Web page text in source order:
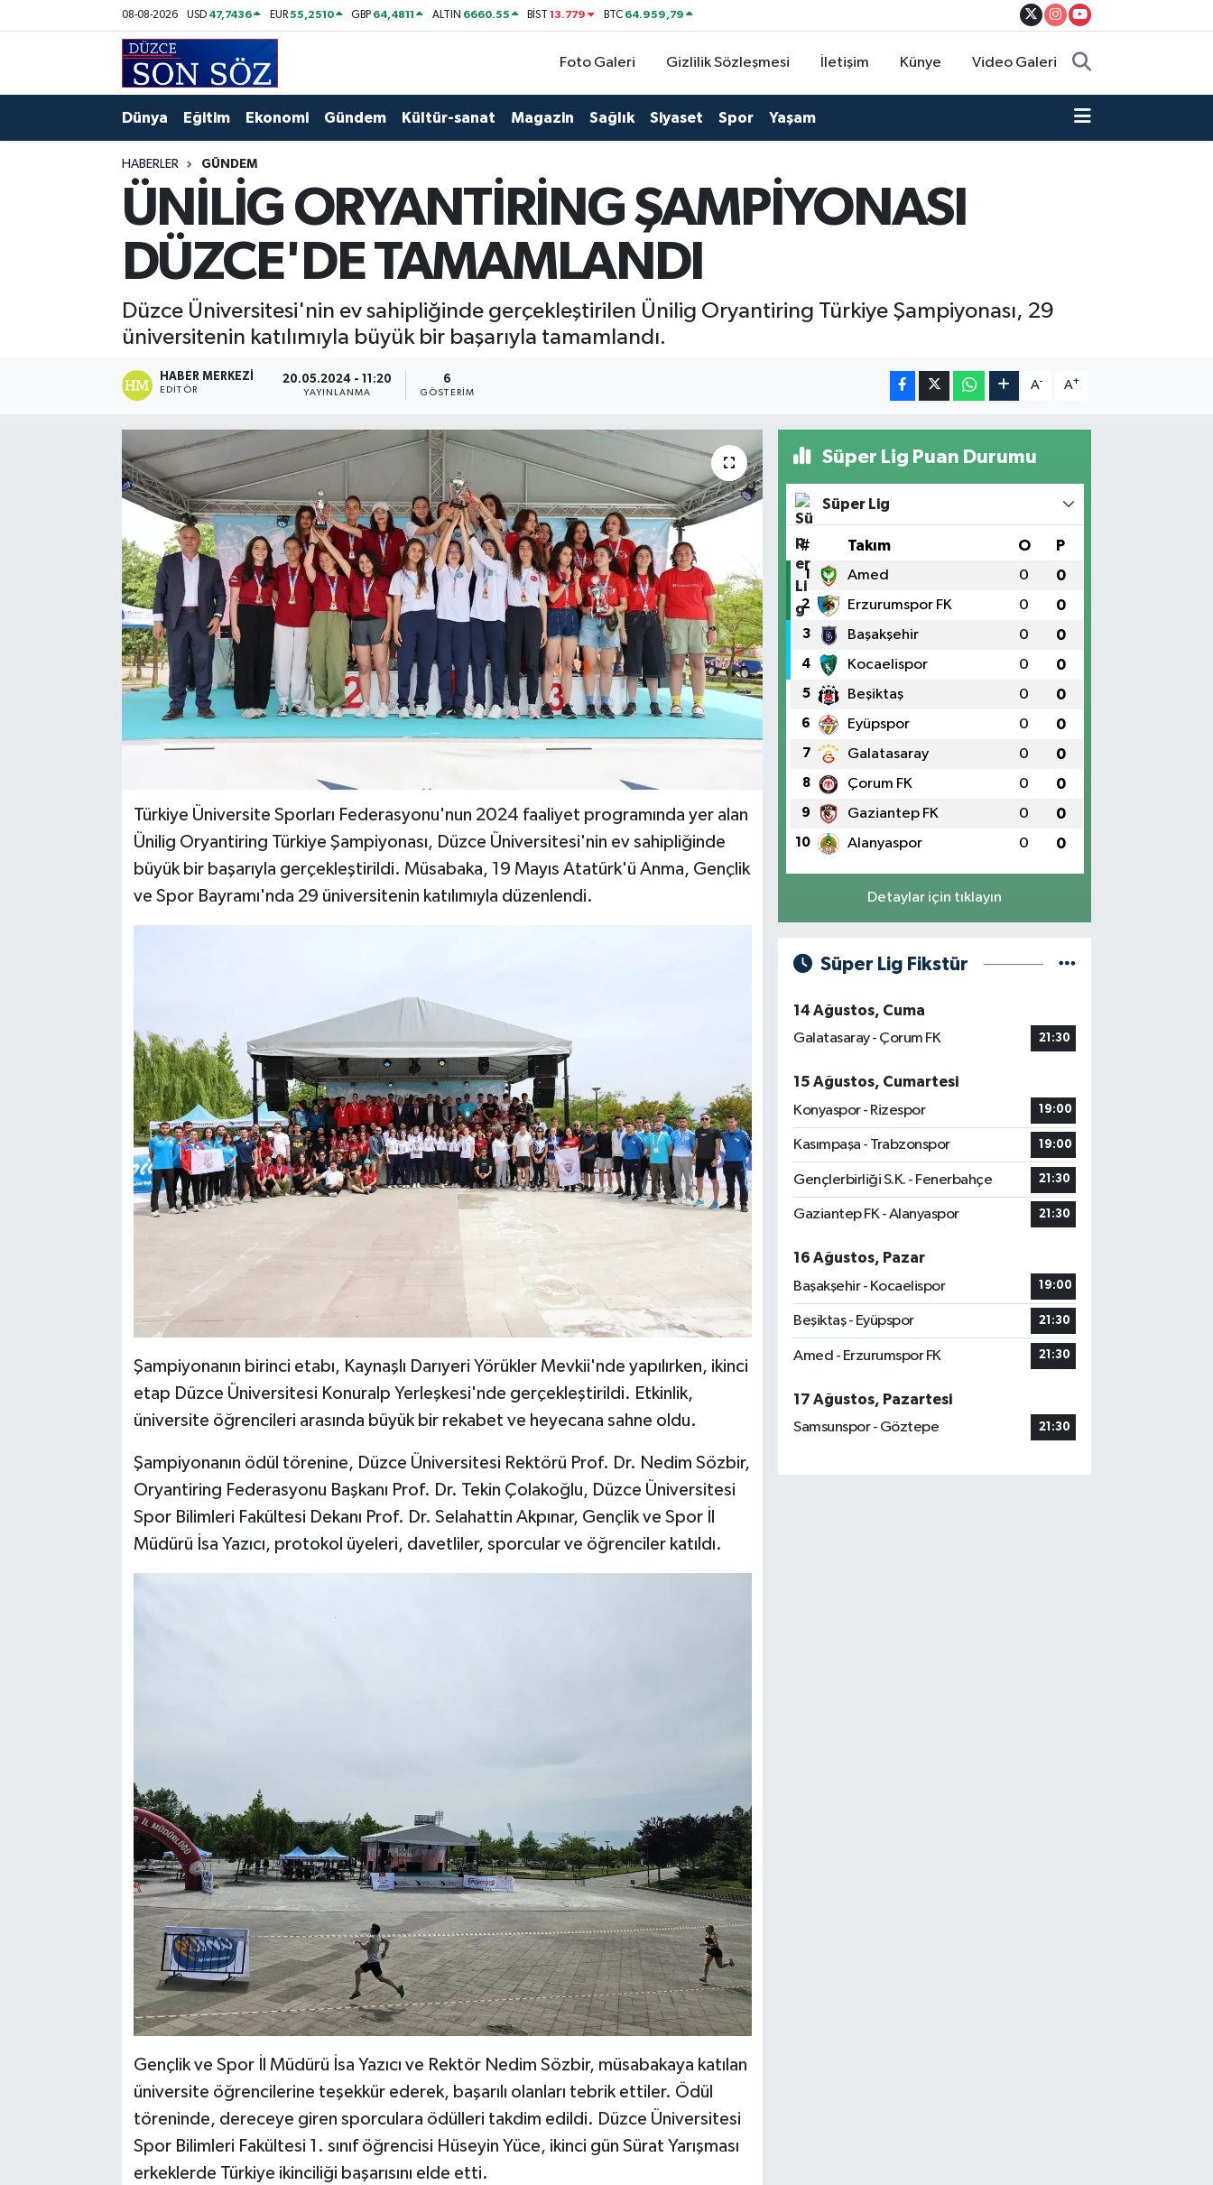
08-08-2026 USD 47,7436 EUR55,2510 GBP 64,4811 ALTIN 6660.55 BİST13.779 BTC 64.959,79
Foto Galeri Gizlilik Sözleşmesi İletişim Künye Video Galeri
Dünya Eğitim Ekonomi Gündem Kültür-sanat Magazin Sağlık Siyaset Spor Yaşam
HABERLER GÜNDEM
ÜNİLİG ORYANTİRİNG ŞAMPİYONASI
DÜZCE'DE TAMAMLANDI
Düzce Üniversitesi'nin ev sahipliğinde gerçekleştirilen Ünilig Oryantiring Türkiye Şampiyonası, 29
üniversitenin katılımıyla büyük bir başarıyla tamamlandı.
HABER MERKEZI
EDITÖR
20.05.2024 - 11:20
YAYINLANMA
6
GÖSTERIM
A- A+
Türkiye Üniversite Sporları Federasyonu'nun 2024 faaliyet programında yer alan
Ünilig Oryantiring Türkiye Şampiyonası, Düzce Üniversitesi'nin ev sahipliğinde
büyük bir başarıyla gerçekleştirildi. Müsabaka, 19 Mayıs Atatürk'ü Anma, Gençlik
ve Spor Bayramı'nda 29 üniversitenin katılımıyla düzenlendi.
Şampiyonanın birinci etabı, Kaynaşlı Darıyeri Yörükler Mevkii'nde yapılırken, ikinci
etap Düzce Üniversitesi Konuralp Yerleşkesi'nde gerçekleştirildi. Etkinlik,
üniversite öğrencileri arasında büyük bir rekabet ve heyecana sahne oldu.
Şampiyonanın ödül törenine, Düzce Üniversitesi Rektörü Prof. Dr. Nedim Sözbir,
Oryantiring Federasyonu Başkanı Prof. Dr. Tekin Çolakoğlu, Düzce Üniversitesi
Spor Bilimleri Fakültesi Dekanı Prof. Dr. Selahattin Akpınar, Gençlik ve Spor İl
Müdürü İsa Yazıcı, protokol üyeleri, davetliler, sporcular ve öğrenciler katıldı.
Gençlik ve Spor İl Müdürü İsa Yazıcı ve Rektör Nedim Sözbir, müsabakaya katılan
üniversite öğrencilerine teşekkür ederek, başarılı olanları tebrik ettiler. Ödül
töreninde, dereceye giren sporculara ödülleri takdim edildi. Düzce Üniversitesi
Spor Bilimleri Fakültesi 1. sınıf öğrencisi Hüseyin Yüce, ikinci gün Sürat Yarışması
erkeklerde Türkiye ikinciliği başarısını elde etti.
Süper Lig Puan Durumu
Süper Lig
# Takım O P
1 Amed 0 0
2 Erzurumspor FK 0 0
3 Başakşehir 0 0
4 Kocaelispor 0 0
5 Beşiktaş 0 0
6 Eyüpspor 0 0
7 Galatasaray 0 0
8 Çorum FK 0 0
9 Gaziantep FK 0 0
10 Alanyaspor 0 0
Detaylar için tıklayın
Süper Lig Fikstür
14 Ağustos, Cuma
Galatasaray - Çorum FK
21:30
15 Ağustos, Cumartesi
Konyaspor - Rizespor
19:00
Kasımpaşa - Trabzonspor 19:00
Gençlerbirliği S.K. - Fenerbahçe 21:30
Gaziantep FK - Alanyaspor 21:30
16 Ağustos, Pazar
Başakşehir - Kocaelispor
19:00
Beşiktaş - Eyüpspor 21:30
Amed - Erzurumspor FK 21:30
17 Ağustos, Pazartesi
Samsunspor - Göztepe
21:30
Gizlilik Sözleşmesi
Video Galeri
Akçakoca Nöbetçi Eczaneler
Akçakoca Hava Durumu
Akçakoca Trafik Yoğunluk Haritası
Süper Lig Puan Durumu ve Fikstür
Tüm Manşetler
Son Dakika Haberleri
Haber Arşivi